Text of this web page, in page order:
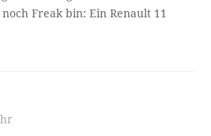
Freak bin: Ein Renault 11